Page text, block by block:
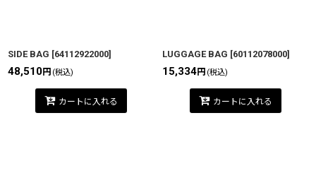
SIDE BAG [64112922000]
48,510円 (税込)
カートに入れる
LUGGAGE BAG [60112078000]
15,334円 (税込)
カートに入れる